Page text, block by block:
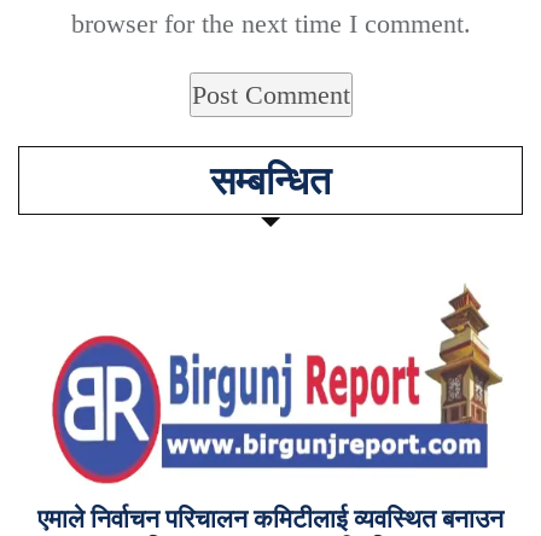
browser for the next time I comment.
सम्बन्धित
एमाले निर्वाचन परिचालन कमिटीलाई व्यवस्थित बनाउन